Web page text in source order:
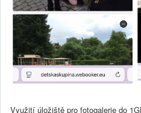
Využití úložiště pro fotogalerie do